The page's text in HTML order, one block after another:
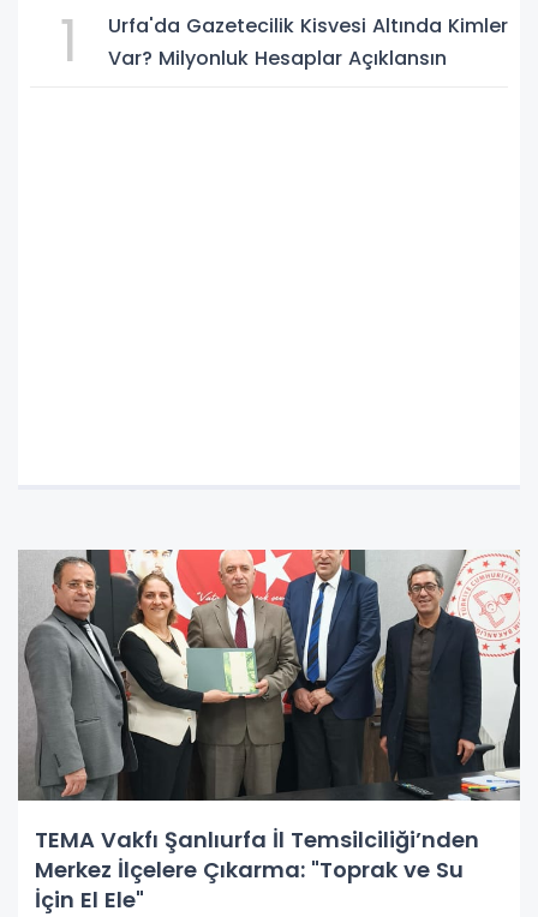
1
Urfa'da Gazetecilik Kisvesi Altında Kimler
Var? Milyonluk Hesaplar Açıklansın
TEMA Vakfı Şanlıurfa İl Temsilciliği’nden
Merkez İlçelere Çıkarma: "Toprak ve Su
İçin El Ele"